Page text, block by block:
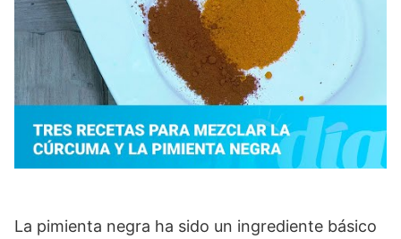
La pimienta negra ha sido un ingrediente básico